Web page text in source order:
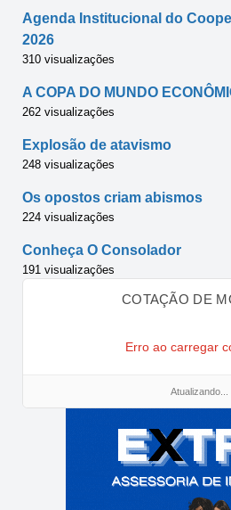
Agenda Institucional do
2026
310 visualizações
A COPA DO MUNDO
262 visualizações
Explosão de atavismo
248 visualizações
Os opostos criam abismos
224 visualizações
Conheça O Consolador
191 visualizações
COTAÇÃO DE
Erro ao carregar
Atualizando...